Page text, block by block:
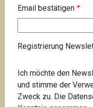
a
i
Email bestätigen
Registrierung
Ich möchte den
und stimme der
Zweck zu. Die